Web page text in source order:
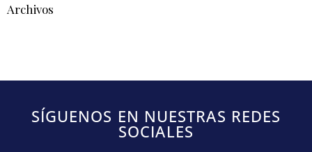
Archivos
SÍGUENOS EN NUESTRAS REDES
SOCIALES